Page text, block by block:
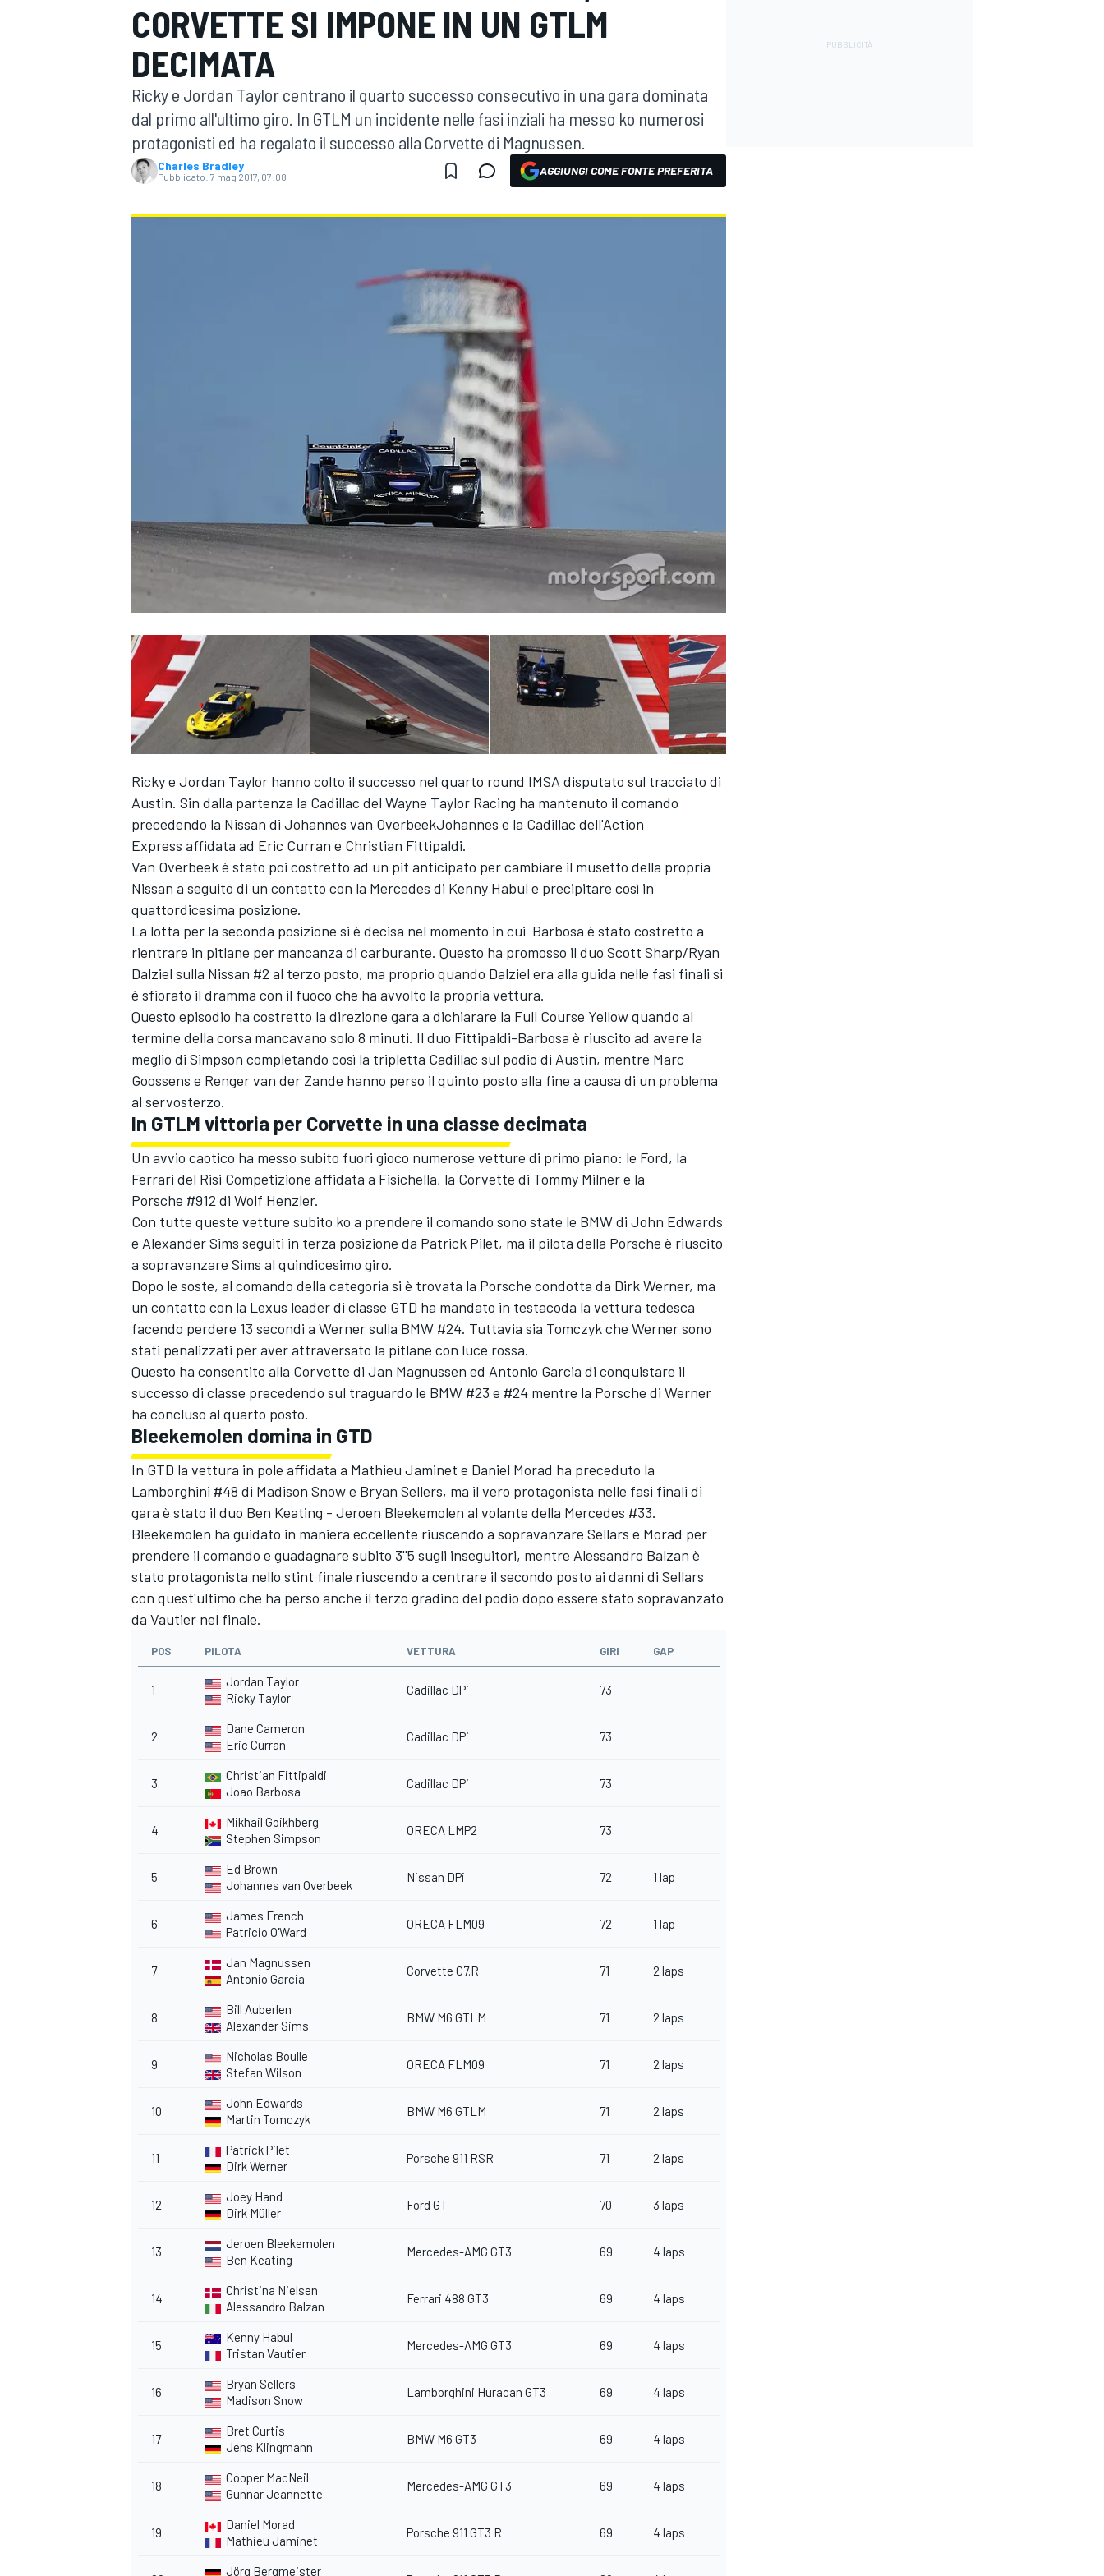
MOTOGP WEC
MONOPOSTO
ENDURANCE/GT
MONOMARCA
RALLY
CORVETTE SI IMPONE IN UN GTLM
DECIMATA
Ricky e Jordan Taylor centrano il quarto successo consecutivo in una gara dominata
dal primo all'ultimo giro. In GTLM un incidente nelle fasi inziali ha messo ko numerosi
protagonisti ed ha regalato il successo alla Corvette di Magnussen.
Charles Bradley
Pubblicato: 7 mag 2017, 07:08 AGGIUNGI COME FONTE PREFERITA
Ricky e Jordan Taylor hanno colto il successo nel quarto round IMSA disputato sul tracciato di
Austin. Sin dalla partenza la Cadillac del Wayne Taylor Racing ha mantenuto il comando
precedendo la Nissan di Johannes van OverbeekJohannes e la Cadillac dell'Action
Express affidata ad Eric Curran e Christian Fittipaldi.
Van Overbeek è stato poi costretto ad un pit anticipato per cambiare il musetto della propria
Nissan a seguito di un contatto con la Mercedes di Kenny Habul e precipitare così in
quattordicesima posizione.
La lotta per la seconda posizione si è decisa nel momento in cui Barbosa è stato costretto a
rientrare in pitlane per mancanza di carburante. Questo ha promosso il duo Scott Sharp/Ryan
Dalziel sulla Nissan #2 al terzo posto, ma proprio quando Dalziel era alla guida nelle fasi finali si
è sfiorato il dramma con il fuoco che ha avvolto la propria vettura.
Questo episodio ha costretto la direzione gara a dichiarare la Full Course Yellow quando al
termine della corsa mancavano solo 8 minuti. Il duo Fittipaldi-Barbosa è riuscito ad avere la
meglio di Simpson completando così la tripletta Cadillac sul podio di Austin, mentre Marc
Goossens e Renger van der Zande hanno perso il quinto posto alla fine a causa di un problema
al servosterzo.
In GTLM vittoria per Corvette in una classe decimata
Un avvio caotico ha messo subito fuori gioco numerose vetture di primo piano: le Ford, la
Ferrari del Risi Competizione affidata a Fisichella, la Corvette di Tommy Milner e la
Porsche #912 di Wolf Henzler.
Con tutte queste vetture subito ko a prendere il comando sono state le BMW di John Edwards
e Alexander Sims seguiti in terza posizione da Patrick Pilet, ma il pilota della Porsche è riuscito
a sopravanzare Sims al quindicesimo giro.
Dopo le soste, al comando della categoria si è trovata la Porsche condotta da Dirk Werner, ma
un contatto con la Lexus leader di classe GTD ha mandato in testacoda la vettura tedesca
facendo perdere 13 secondi a Werner sulla BMW #24. Tuttavia sia Tomczyk che Werner sono
stati penalizzati per aver attraversato la pitlane con luce rossa.
Questo ha consentito alla Corvette di Jan Magnussen ed Antonio Garcia di conquistare il
successo di classe precedendo sul traguardo le BMW #23 e #24 mentre la Porsche di Werner
ha concluso al quarto posto.
Bleekemolen domina in GTD
In GTD la vettura in pole affidata a Mathieu Jaminet e Daniel Morad ha preceduto la
Lamborghini #48 di Madison Snow e Bryan Sellers, ma il vero protagonista nelle fasi finali di
gara è stato il duo Ben Keating - Jeroen Bleekemolen al volante della Mercedes #33.
Bleekemolen ha guidato in maniera eccellente riuscendo a sopravanzare Sellars e Morad per
prendere il comando e guadagnare subito 3''5 sugli inseguitori, mentre Alessandro Balzan è
stato protagonista nello stint finale riuscendo a centrare il secondo posto ai danni di Sellars
con quest'ultimo che ha perso anche il terzo gradino del podio dopo essere stato sopravanzato
da Vautier nel finale.
POS PILOTA VETTURA GIRI GAP
1
Jordan Taylor
Ricky Taylor
Cadillac DPi 73
2
Dane Cameron
Eric Curran
Cadillac DPi 73
3
Christian Fittipaldi
Joao Barbosa
Cadillac DPi 73
4
Mikhail Goikhberg
Stephen Simpson
ORECA LMP2 73
5
Ed Brown
Johannes van Overbeek
Nissan DPi 72 1 lap
6
James French
Patricio O'Ward
ORECA FLM09 72 1 lap
7
Jan Magnussen
Antonio Garcia
Corvette C7.R 71 2 laps
8
Bill Auberlen
Alexander Sims
BMW M6 GTLM 71 2 laps
9
Nicholas Boulle
Stefan Wilson
ORECA FLM09 71 2 laps
10
John Edwards
Martin Tomczyk
BMW M6 GTLM 71 2 laps
11
Patrick Pilet
Dirk Werner
Porsche 911 RSR 71 2 laps
12
Joey Hand
Dirk Müller
Ford GT 70 3 laps
13
Jeroen Bleekemolen
Ben Keating
Mercedes-AMG GT3 69 4 laps
14
Christina Nielsen
Alessandro Balzan
Ferrari 488 GT3 69 4 laps
15
Kenny Habul
Tristan Vautier
Mercedes-AMG GT3 69 4 laps
16
Bryan Sellers
Madison Snow
Lamborghini Huracan GT3 69 4 laps
17
Bret Curtis
Jens Klingmann
BMW M6 GT3 69 4 laps
18
Cooper MacNeil
Gunnar Jeannette
Mercedes-AMG GT3 69 4 laps
19
Daniel Morad
Mathieu Jaminet
Porsche 911 GT3 R 69 4 laps
Jörg Bergmeister